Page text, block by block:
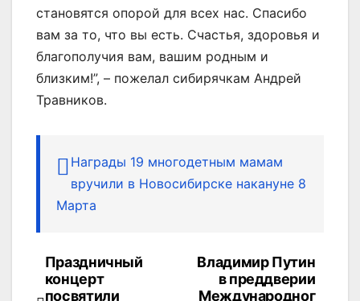
становятся опорой для всех нас. Спасибо
вам за то, что вы есть. Счастья, здоровья и
благополучия вам, вашим родным и
близким!”, – пожелал сибирячкам Андрей
Травников.
Награды 19 многодетным мамам
вручили в Новосибирске накануне 8
Марта
Навигация
Владимир Путин
в преддверии
Международног
Праздничный
концерт
посвятили